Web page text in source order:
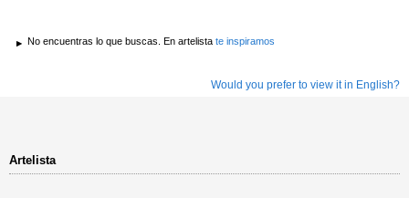
No encuentras lo que buscas. En artelista te inspiramos
Would you prefer to view it in English?
Artelista